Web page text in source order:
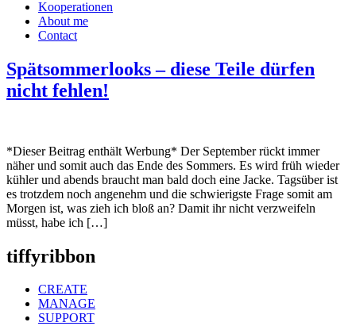
Kooperationen
About me
Contact
Spätsommerlooks – diese Teile dürfen
nicht fehlen!
*Dieser Beitrag enthält Werbung* Der September rückt immer
näher und somit auch das Ende des Sommers. Es wird früh wieder
kühler und abends braucht man bald doch eine Jacke. Tagsüber ist
es trotzdem noch angenehm und die schwierigste Frage somit am
Morgen ist, was zieh ich bloß an? Damit ihr nicht verzweifeln
müsst, habe ich […]
tiffyribbon
CREATE
MANAGE
SUPPORT